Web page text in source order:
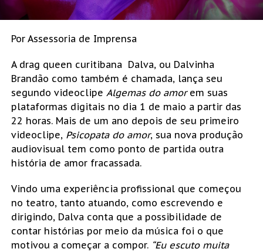
Por Assessoria de Imprensa
A drag queen curitibana Dalva, ou Dalvinha
Brandão como também é chamada, lança seu
segundo videoclipe Algemas do amorem suas
plataformas digitais no dia 1 de maio a partir das
22 horas. Mais de um ano depois de seu primeiro
videoclipe, Psicopata do amor, sua nova produção
audiovisual tem como ponto de partida outra
história de amor fracassada.
Vindo uma experiência profissional que começou
no teatro, tanto atuando, como escrevendo e
dirigindo, Dalva conta que a possibilidade de
contar histórias por meio da música foi o que
motivou a começar a compor. “Eu escuto muita